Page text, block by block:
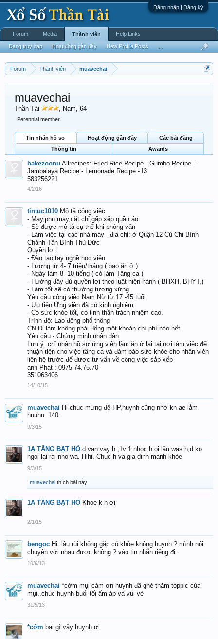
Đăng nhập | Đăng ký
Forum Thành viên muavechai
muavechai
Thần Tài , Nam, 64
Perennial member
Tin nhắn hồ sơ Hoạt động gần đây
Các bài đăng
Thông tin
Awards
bakezoonu Allrecipes: Fried Rice Recipe - Gumbo Recipe -
Jambalaya Recipe - Lemonade Recipe - I3
583256221
4/2/16
tintuc1010 Mô tả công việc
- May,phụ may,căt chỉ,gấp xếp quần áo
- Sẽ được mô tả cụ thể khi phỏng vấn
- Làm việc tại các nhà máy - địa chỉ: ở Quận 12 Củ Chi Bình
Chánh Tân Bình Thủ Đức
Quyền lợi:
- Đào tạo tay nghề học viên
- Lương từ 4- 7 triệu/tháng ( bao ăn ở )
- Ngày làm 8 -10 tiếng ( có làm Tăng ca )
- Hưởng đầy đủ quyền lợi theo luật hiện hành ( BHXH, BHYT,)
- Làm tốt sẽ có thưởng tương xứng
Yêu cầu công việc Nam Nữ từ 17 -45 tuổi
- Ưu tiên Ứng viên đã có kinh nghiệm
- Có sức khỏe tốt, có tinh thần trách nhiệm cao.
Trình độ: Lao động phổ thông
CN Đi làm không phải đống một khoản chí phí nào hết
Yêu cầu - Chứng minh nhân dân
Lưu ý: chỉ nhận hồ sơ ứng viên làm ăn ở lại tại nơi làm việc để
thuận tiện cho việc tăng ca và đảm bảo sức khỏe cho nhân viên
liên hệ trước để được tư vấn về công việc sắp xếp
anh Phát : 0975.74.75.70
351063406
14/10/15
muavechai Hi chúc mừng đệ HP,huynh cũ̉ng nhớ kn ae lắm
huuhu :140:
9/3/15
1A TĂNG BẠT HỔ d van vay h ,1v 1 nhoc h oi.lâu was h,d ko
ngoi lai rai nho wa. Hihi. Chuc h va gia dinh manh khỏe
9/3/15
muavechai thích bài này.
1A TĂNG BẠT HỔ Khoe k h ơi
2/1/15
bengoc Hi. lâu rùi không gặp có khỏe không huynh ? mình nói
chuyện với nhau được không ? vào tin nhắn riêng đi.
10/6/13
muavechai *cớm mụi cảm ơn huynh đã ghé thăm toppic của
mụi..chúc huynh buổi tối ấm áp và vui vẻ
31/5/13
*cớm bai gì vậy huynh ơi
Forum Media Thành viên
Đang truy cập Hoạt động gần đây New Profile Posts
Help Links